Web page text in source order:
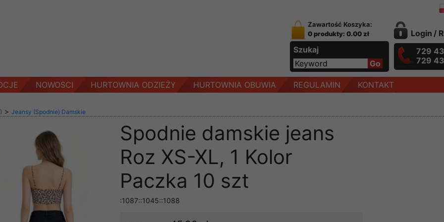
Zawartość Koszyka:
0 produkty: 0.00 zł
Szukaj
Login /
729
729
NOWOSCI HURTOWNIA ODZIEŻY HURTOWNIA OBUWIA REGULAMIN KONTAKT
> Jeansy (Spodnie) Damskie
Spodnie damskie jeans
Roz XS-XL, 1 Kolor
Paczka 10 szt
:1087::1045::1088